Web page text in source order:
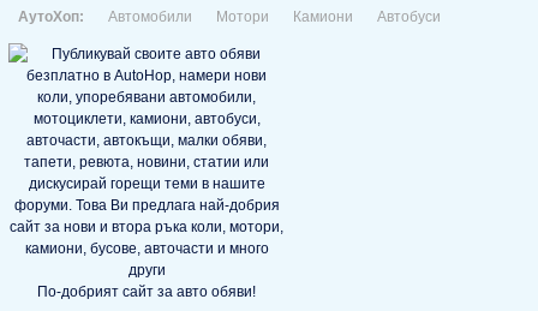
АутоХоп: Автомобили Мотори Камиони Автобуси
По-добрият сайт за авто обяви!